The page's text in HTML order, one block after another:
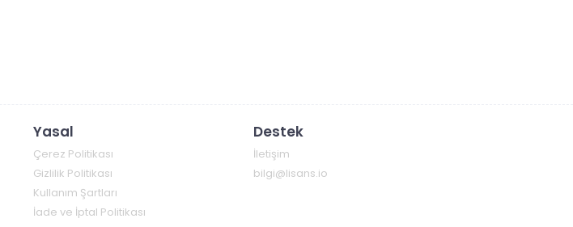
Yasal
Çerez Politikası
Gizlilik Politikası
Kullanım Şartları
İade ve İptal Politikası
Destek
İletişim
bilgi@lisans.io